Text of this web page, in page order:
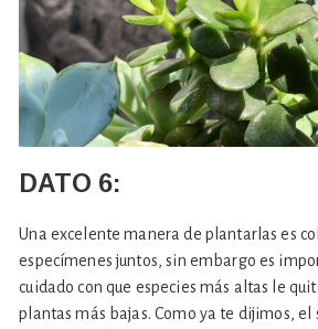
DATO 6:
Una excelente manera de plantarlas es
especímenes juntos, sin embargo es
cuidado con que especies más altas le
plantas más bajas. Como ya te dijimos,